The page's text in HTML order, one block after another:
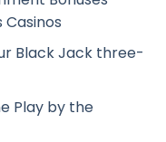
Casinos
Black Jack three-
Play by the